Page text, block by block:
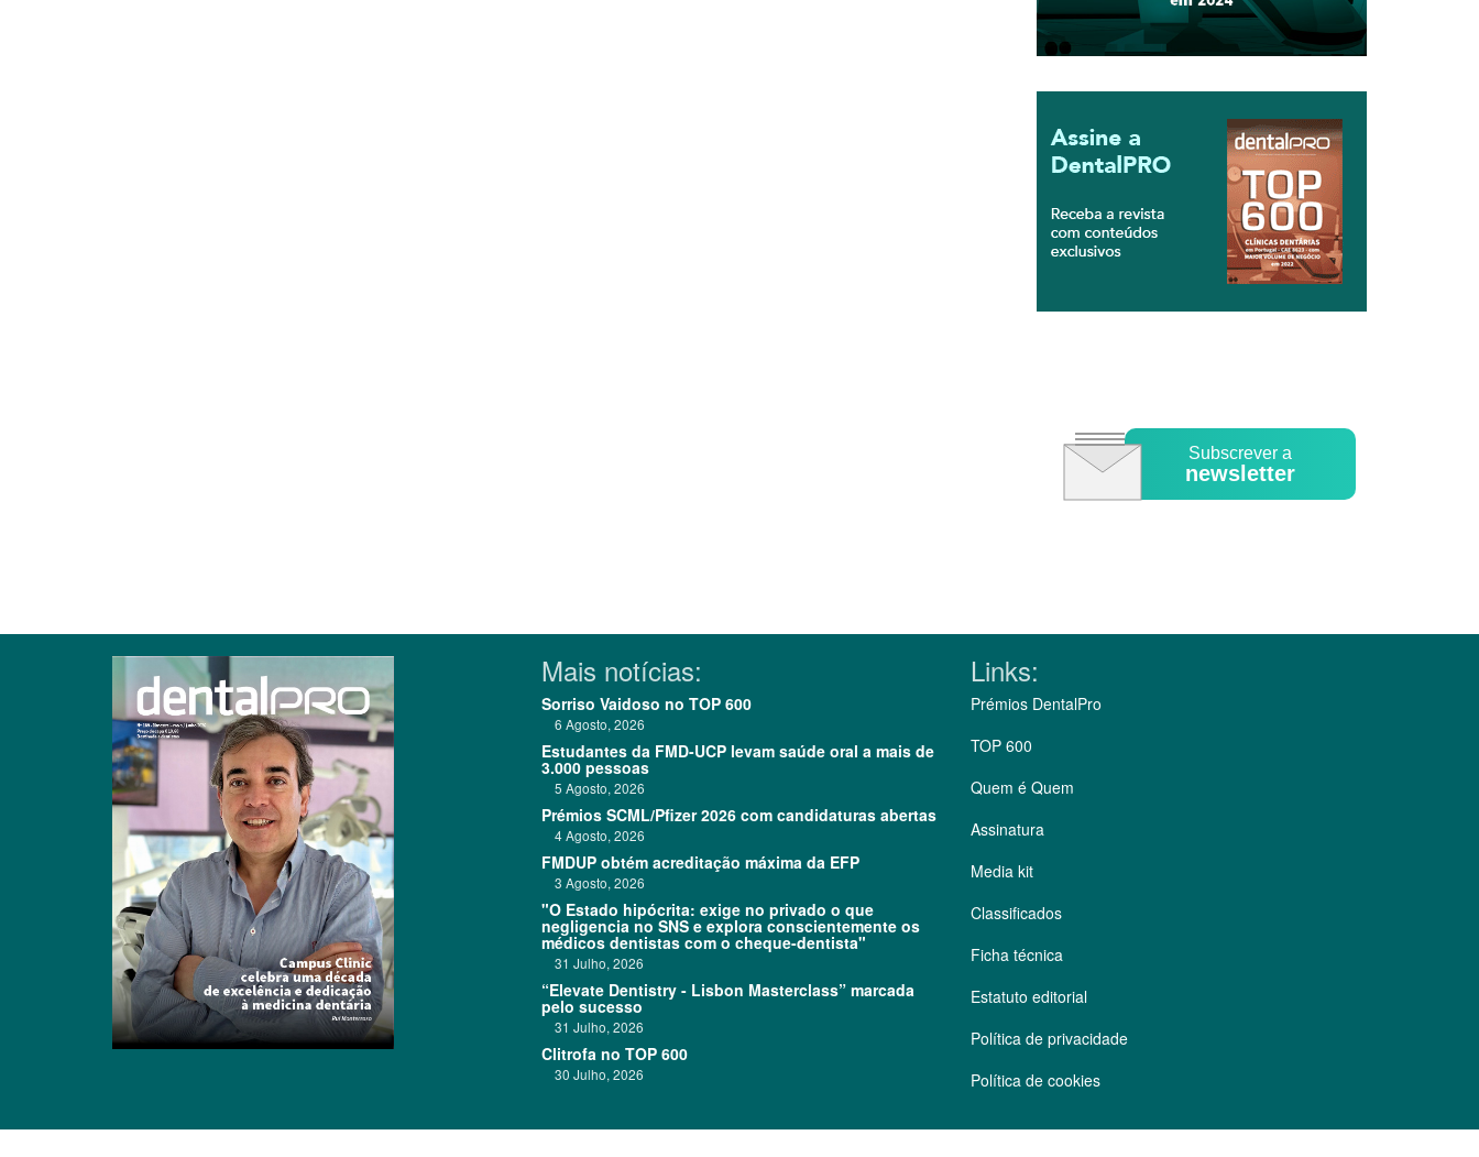
Subscrever a
newsletter
Clique para ler
Mais notícias:
Sorriso Vaidoso no TOP 600
6 Agosto, 2026
Estudantes da FMD-UCP levam saúde oral a mais de
3.000 pessoas
5 Agosto, 2026
Prémios SCML/Pfizer 2026 com candidaturas abertas
4 Agosto, 2026
FMDUP obtém acreditação máxima da EFP
3 Agosto, 2026
"O Estado hipócrita: exige no privado o que
negligencia no SNS e explora conscientemente os
médicos dentistas com o cheque-dentista"
31 Julho, 2026
“Elevate Dentistry - Lisbon Masterclass” marcada
pelo sucesso
31 Julho, 2026
Clitrofa no TOP 600
30 Julho, 2026
Links:
Prémios DentalPro
TOP 600
Quem é Quem
Assinatura
Media kit
Classificados
Ficha técnica
Estatuto editorial
Política de privacidade
Política de cookies